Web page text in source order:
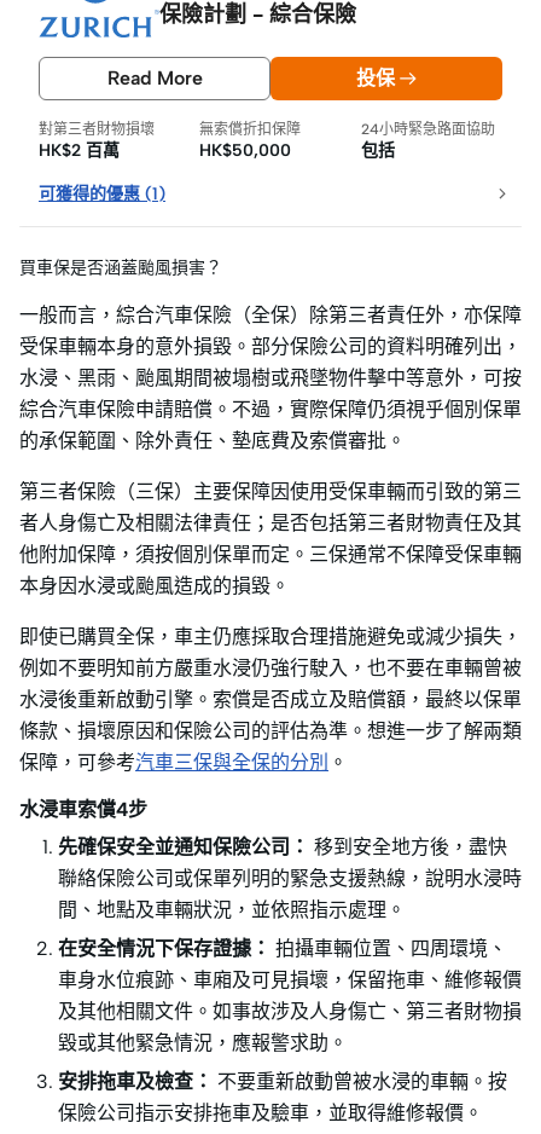
保險計劃 - 綜合保險
Read More 投保
對第三者財物損壞
HK$2 百萬
無索償折扣保障
HK$50,000
24小時緊急路面協助
包括
可獲得的優惠 (1)
買車保是否涵蓋颱風損害？
一般而言，綜合汽車保險（全保）除第三者責任外，亦保障
受保車輛本身的意外損毀。部分保險公司的資料明確列出，
水浸、黑雨、颱風期間被塌樹或飛墜物件擊中等意外，可按
綜合汽車保險申請賠償。不過，實際保障仍須視乎個別保單
的承保範圍、除外責任、墊底費及索償審批。
第三者保險（三保）主要保障因使用受保車輛而引致的第三
者人身傷亡及相關法律責任；是否包括第三者財物責任及其
他附加保障，須按個別保單而定。三保通常不保障受保車輛
本身因水浸或颱風造成的損毀。
即使已購買全保，車主仍應採取合理措施避免或減少損失，
例如不要明知前方嚴重水浸仍強行駛入，也不要在車輛曾被
水浸後重新啟動引擎。索償是否成立及賠償額，最終以保單
條款、損壞原因和保險公司的評估為準。想進一步了解兩類
保障，可參考汽車三保與全保的分別 。
水浸車索償4步
先確保安全並通知保險公司： 移到安全地方後，盡快
聯絡保險公司或保單列明的緊急支援熱線，說明水浸時
間、地點及車輛狀況，並依照指示處理。
在安全情況下保存證據： 拍攝車輛位置、四周環境、
車身水位痕跡、車廂及可見損壞，保留拖車、維修報價
及其他相關文件。如事故涉及人身傷亡、第三者財物損
毀或其他緊急情況，應報警求助。
安排拖車及檢查： 不要重新啟動曾被水浸的車輛。按
保險公司指示安排拖車及驗車，並取得維修報價。